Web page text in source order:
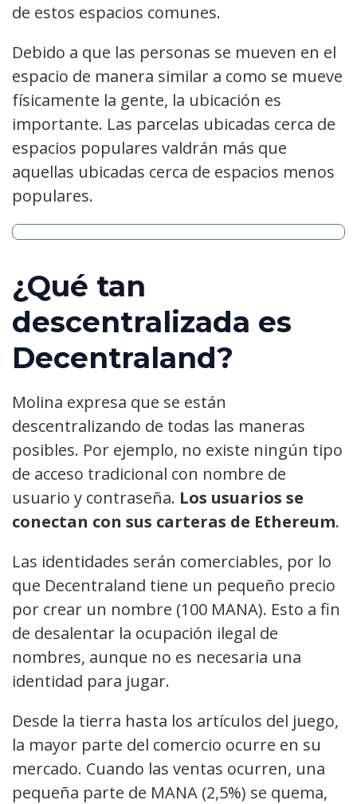
de estos espacios comunes.
Debido a que las personas se mueven en el
espacio de manera similar a como se mueve
físicamente la gente, la ubicación es
importante. Las parcelas ubicadas cerca de
espacios populares valdrán más que
aquellas ubicadas cerca de espacios menos
populares.
¿Qué tan
descentralizada es
Decentraland?
Molina expresa que se están
descentralizando de todas las maneras
posibles. Por ejemplo, no existe ningún tipo
de acceso tradicional con nombre de
usuario y contraseña. Los usuarios se
conectan con sus carteras de Ethereum.
Las identidades serán comerciables, por lo
que Decentraland tiene un pequeño precio
por crear un nombre (100 MANA). Esto a fin
de desalentar la ocupación ilegal de
nombres, aunque no es necesaria una
identidad para jugar.
Desde la tierra hasta los artículos del juego,
la mayor parte del comercio ocurre en su
mercado. Cuando las ventas ocurren, una
pequeña parte de MANA (2,5%) se quema,